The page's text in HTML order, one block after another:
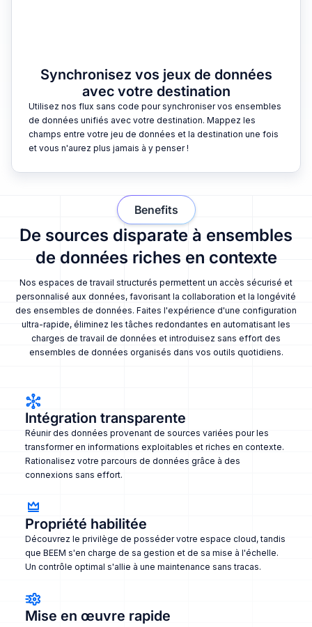
Synchronisez vos jeux de données
avec votre destination
Utilisez nos flux sans code pour synchroniser vos ensembles
de données unifiés avec votre destination. Mappez les
champs entre votre jeu de données et la destination une fois
et vous n'aurez plus jamais à y penser !
De sources disparate à ensembles
de données riches en contexte
Nos espaces de travail structurés permettent un accès sécurisé et
personnalisé aux données, favorisant la collaboration et la longévité
des ensembles de données. Faites l'expérience d'une configuration
ultra-rapide, éliminez les tâches redondantes en automatisant les
charges de travail de données et introduisez sans effort des
ensembles de données organisés dans vos outils quotidiens.
Benefits
Intégration transparente
Réunir des données provenant de sources variées pour les
transformer en informations exploitables et riches en contexte.
Rationalisez votre parcours de données grâce à des
connexions sans effort.
Propriété habilitée
Découvrez le privilège de posséder votre espace cloud, tandis
que BEEM s'en charge de sa gestion et de sa mise à l'échelle.
Un contrôle optimal s'allie à une maintenance sans tracas.
Mise en œuvre rapide